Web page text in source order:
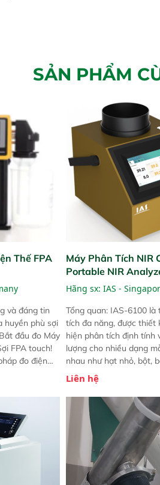
SẢN PHẨM
Thế FPA
và đáng tin
huyền phù sợi
đầu đo Máy
FPA touch!
đo điện
minh với sự
thao tác và
bản FPA
các phiên
nhỏ hơn và
thời được
mới.
Máy Phân Tích NIR
Portable NIR
6100
Hãng sx: IAS -
Tổng quan: IAS-6100 là
tích đa năng, được thiết
hiện phân tích định tính
lượng cho nhiều dạng
nhau như hạt nhỏ, bột,
chất lỏng. Thiết bị này
kỳ ai cũng có thể thực
đa thành phần chỉ với
đơn giản, mọi lúc, mọi
dùng : phân tích mẫu
thức ăn chăn nuôi,
phẩm, nông sản,..
Liên hệ